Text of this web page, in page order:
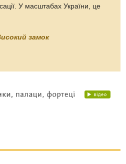
У масштабах України, це
замок